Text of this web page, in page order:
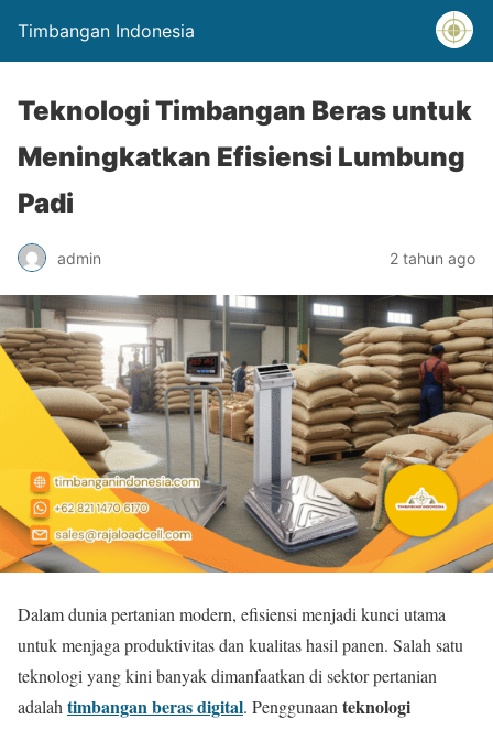
Timbangan Indonesia
Teknologi Timbangan Beras untuk
Meningkatkan Efisiensi Lumbung
Padi
admin 2 tahun ago
Dalam dunia pertanian modern, efisiensi menjadi kunci utama
untuk menjaga produktivitas dan kualitas hasil panen. Salah satu
teknologi yang kini banyak dimanfaatkan di sektor pertanian
adalah timbangan beras digital. Penggunaan teknologi